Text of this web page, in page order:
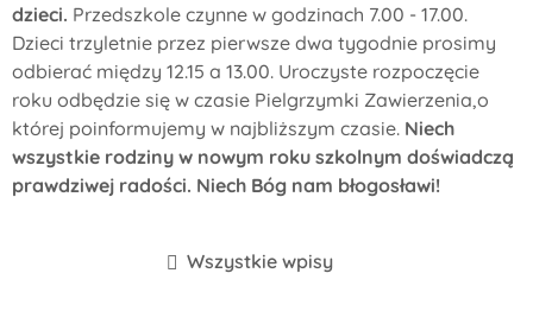
dzieci. Przedszkole czynne w godzinach 7.00 - 17.00.
Dzieci trzyletnie przez pierwsze dwa tygodnie prosimy
odbierać między 12.15 a 13.00. Uroczyste rozpoczęcie
roku odbędzie się w czasie Pielgrzymki Zawierzenia,o
której poinformujemy w najbliższym czasie. Niech
wszystkie rodziny w nowym roku szkolnym doświadczą
prawdziwej radości. Niech Bóg nam błogosławi!
Wszystkie wpisy